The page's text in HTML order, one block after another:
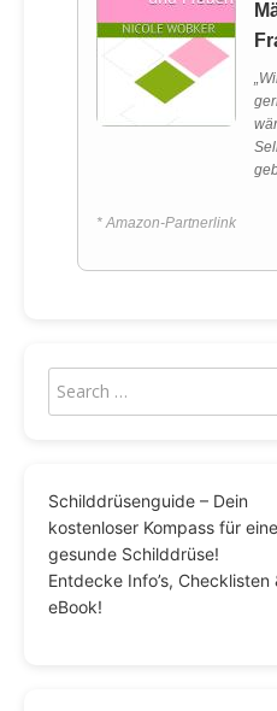
* Amazon-Partnerlink
Schilddrüsenguide – Dein
kostenloser Kompass für eine
gesunde Schilddrüse!
Entdecke Info’s, Checklisten
eBook!